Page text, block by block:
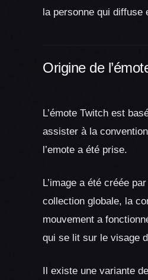
la personne qui diffuse
Origine de
L’émote Twitch est
assister à la
l’emote a été prise.
L’image a été créée
collection globale, la
mouvement a
qui se lit sur le visage
Il existe une variante